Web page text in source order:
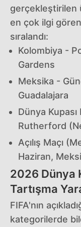
gerçekleştirilen
en çok ilgi
sıralandı:
Kolombiya -
Gardens
Meksika -
Guadalajara
Dünya
Rutherford
Açılış Maçı
Haziran,
2026 Dünya
Tartışma
FIFA'nın
kategorilerde